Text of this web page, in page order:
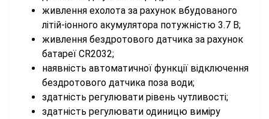
живлення ехолота за рахунок вбудованого
літій-іонного акумулятора потужністю 3.7 В;
живлення бездротового датчика за рахунок
батареї CR2032;
наявність автоматичної функції відключення
бездротового датчика поза води;
здатність регулювати рівень чутливості;
здатність регулювати одиницю виміру